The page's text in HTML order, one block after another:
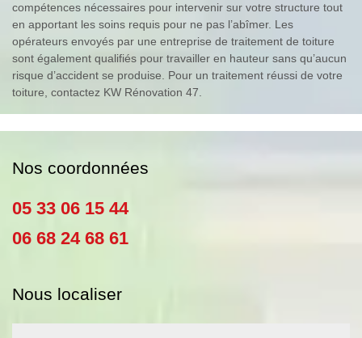
compétences nécessaires pour intervenir sur votre structure tout
en apportant les soins requis pour ne pas l’abîmer. Les
opérateurs envoyés par une entreprise de traitement de toiture
sont également qualifiés pour travailler en hauteur sans qu’aucun
risque d’accident se produise. Pour un traitement réussi de votre
toiture, contactez KW Rénovation 47.
Nos coordonnées
05 33 06 15 44
06 68 24 68 61
Nous localiser